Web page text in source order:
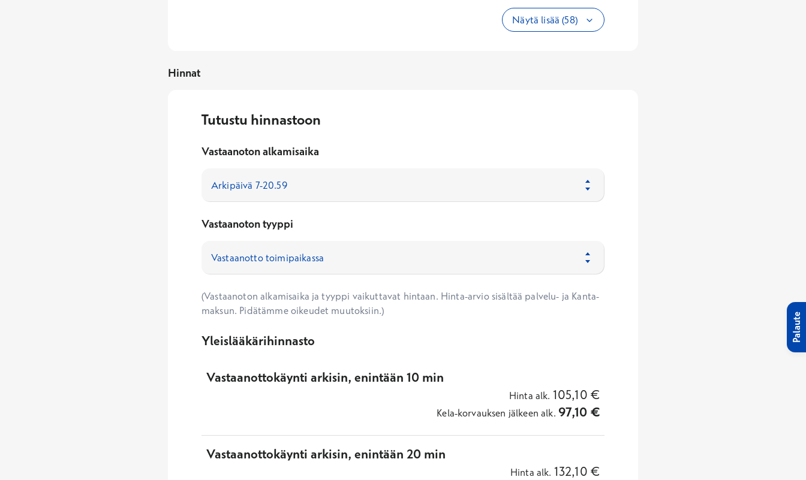
Näytä lisää (58)
Hinnat
Tutustu hinnastoon
Vastaanoton alkamisaika
Vastaanoton tyyppi
(Vastaanoton alkamisaika ja tyyppi vaikuttavat hintaan. Hinta-arvio sisältää palvelu- ja Kanta-
maksun. Pidätämme oikeudet muutoksiin.)
Yleislääkärihinnasto
Vastaanottokäynti arkisin, enintään 10 min
Hinta alk. 105,10 €
Kela-korvauksen jälkeen alk. 97,10 €
Vastaanottokäynti arkisin, enintään 20 min
Hinta alk. 132,10 €
Palaute